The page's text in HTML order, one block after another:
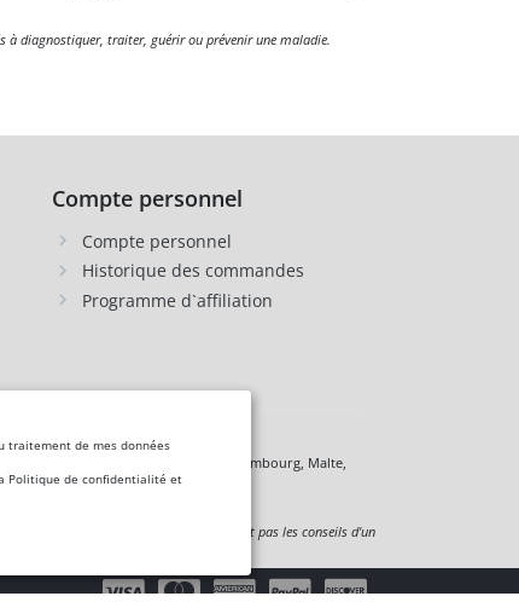
à diagnostiquer, traiter, guérir ou prévenir une maladie.
Compte personnel
Compte personnel
Historique des commandes
Programme d`affiliation
Lettonie, Lituanie, Liechtenstein, Luxembourg, Malte,
informatif uniquement et ne remplacent pas les conseils d'un
traitement de mes données
Politique de confidentialité et